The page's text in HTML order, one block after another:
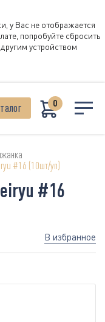
у Вас не отображается
попробуйте сбросить
устройством
0
#16 (10шт/уп)
#16
В избранное